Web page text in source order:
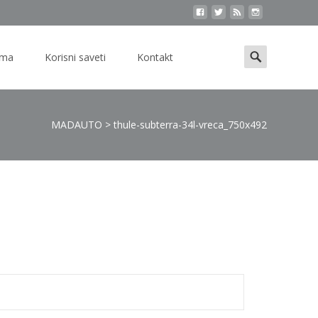
Korisni saveti Kontakt
Search
for:
MADAUTO > thule-subterra-34l-vreca_750x492